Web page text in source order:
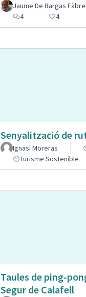
Jaume De Bargas
4
4
Senyalització de
Ignasi Moreras
Turisme Sostenible
Taules de ping-
Segur de Calafell